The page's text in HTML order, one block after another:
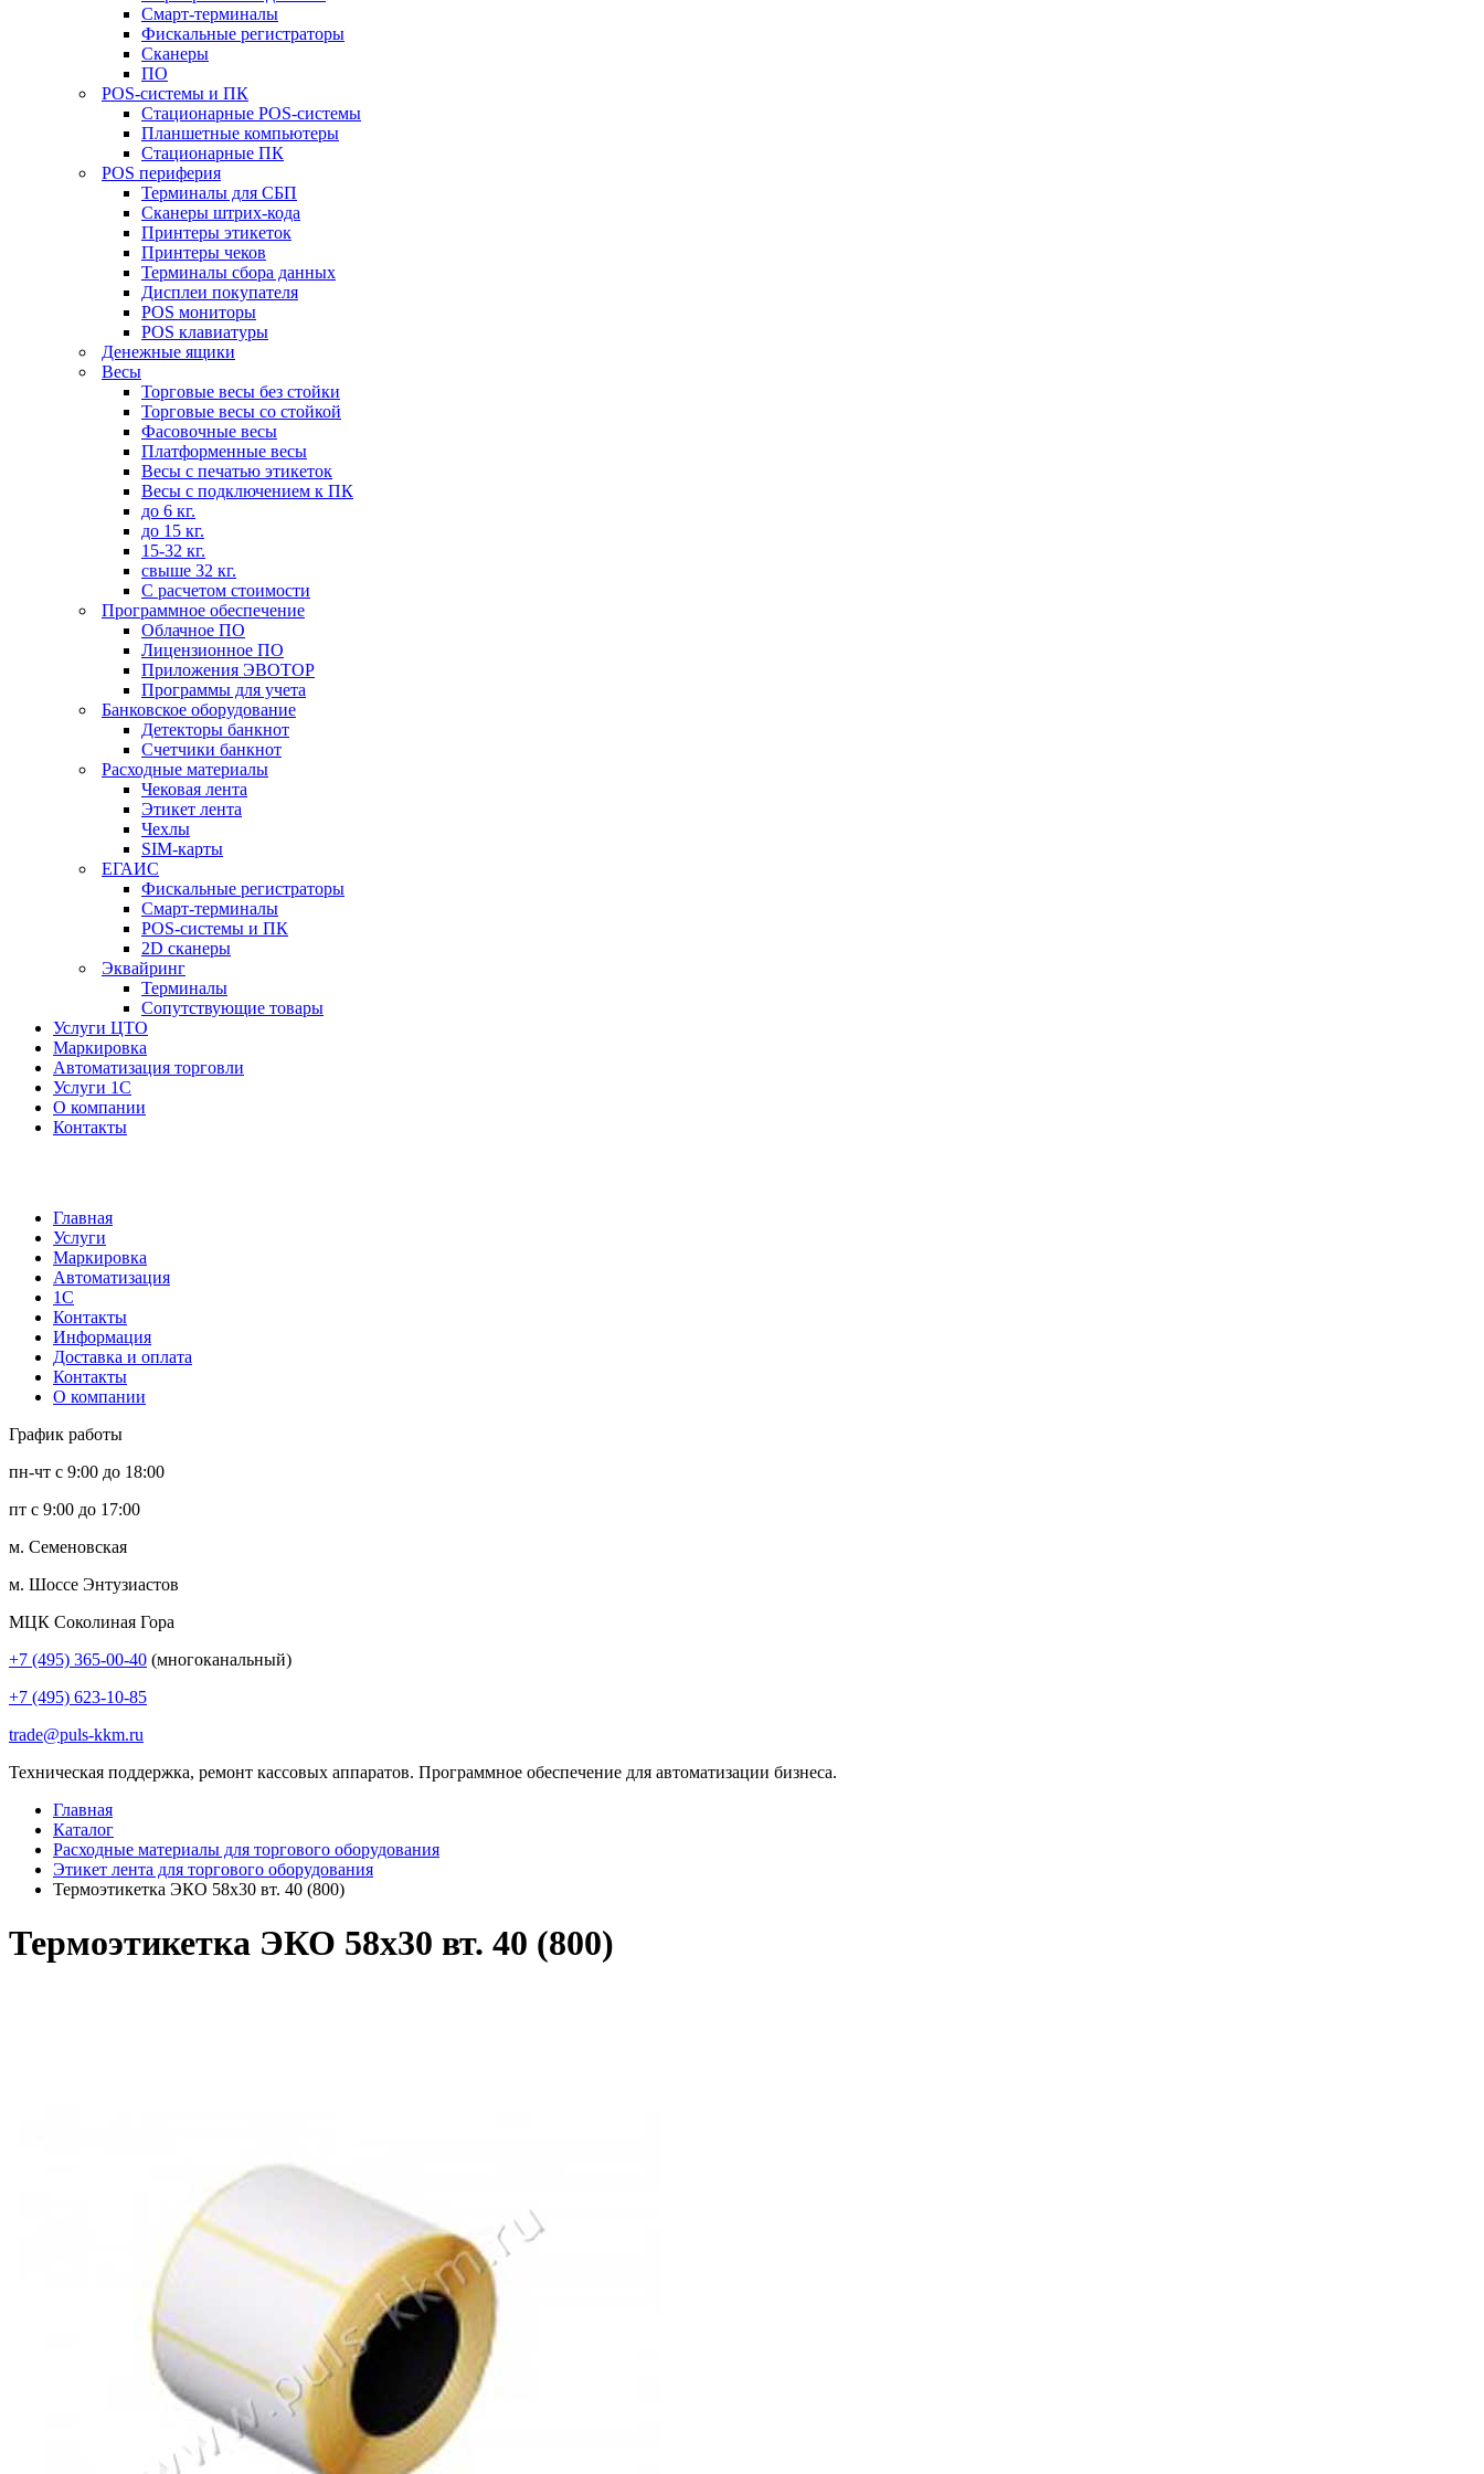
Смарт-терминалы
Фискальные регистраторы
Сканеры
ПО
POS-системы и ПК
Стационарные POS-системы
Планшетные компьютеры
Стационарные ПК
POS периферия
Терминалы для СБП
Сканеры штрих-кода
Принтеры этикеток
Принтеры чеков
Терминалы сбора данных
Дисплеи покупателя
POS мониторы
POS клавиатуры
Денежные ящики
Весы
Торговые весы без стойки
Торговые весы со стойкой
Фасовочные весы
Платформенные весы
Весы с печатью этикеток
Весы с подключением к ПК
до 6 кг.
до 15 кг.
15-32 кг.
свыше 32 кг.
С расчетом стоимости
Программное обеспечение
Облачное ПО
Лицензионное ПО
Приложения ЭВОТОР
Программы для учета
Банковское оборудование
Детекторы банкнот
Счетчики банкнот
Расходные материалы
Чековая лента
Этикет лента
Чехлы
SIM-карты
ЕГАИС
Фискальные регистраторы
Смарт-терминалы
POS-системы и ПК
2D сканеры
Эквайринг
Терминалы
Сопутствующие товары
Услуги ЦТО
Маркировка
Автоматизация торговли
Услуги 1С
О компании
Контакты
Главная
Услуги
Маркировка
Автоматизация
1С
Контакты
Информация
Доставка и оплата
Контакты
О компании
График работы
пн-чт с 9:00 до 18:00
пт с 9:00 до 17:00
м. Семеновская
м. Шоссе Энтузиастов
МЦК Соколиная Гора
+7 (495) 365-00-40 (многоканальный)
+7 (495) 623-10-85
trade@puls-kkm.ru
Техническая поддержка, ремонт кассовых аппаратов. Программное обеспечение для автоматизации бизнеса.
Главная
Каталог
Расходные материалы для торгового оборудования
Этикет лента для торгового оборудования
Термоэтикетка ЭКО 58х30 вт. 40 (800)
Термоэтикетка ЭКО 58х30 вт. 40 (800)